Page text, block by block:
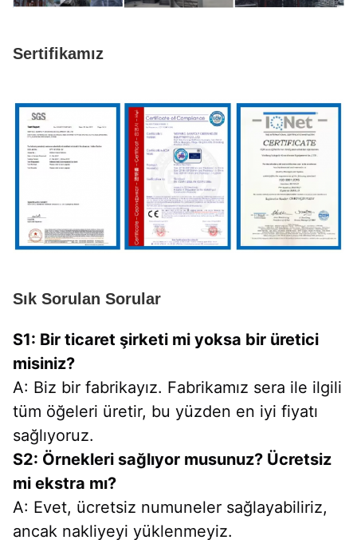
Sertifikamız
Sık Sorulan Sorular
S1: Bir ticaret şirketi mi yoksa bir üretici
misiniz?
A: Biz bir fabrikayız. Fabrikamız sera ile ilgili
tüm öğeleri üretir, bu yüzden en iyi fiyatı
sağlıyoruz.
S2: Örnekleri sağlıyor musunuz? Ücretsiz
mi ekstra mı?
A: Evet, ücretsiz numuneler sağlayabiliriz,
ancak nakliyeyi yüklenmeyiz.